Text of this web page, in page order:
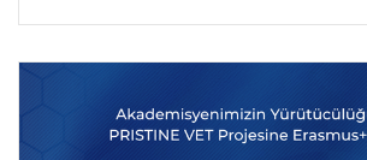
Sanayicileri Derneği (TÜDÖKSAD)